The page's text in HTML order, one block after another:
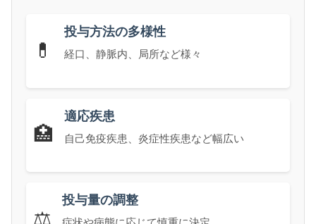
💊
投与方法の多様性
経口、静脈内、局所など様々
🏥
適応疾患
自己免疫疾患、炎症性疾患など幅広い
⚖️
投与量の調整